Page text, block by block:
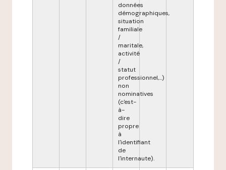
données
démographiques,
situation
familiale
/
maritale,
activité
/
statut
professionnel,...)
non
nominatives
(c'est-
à-
dire
propre
à
l'identifiant
de
l'internaute).